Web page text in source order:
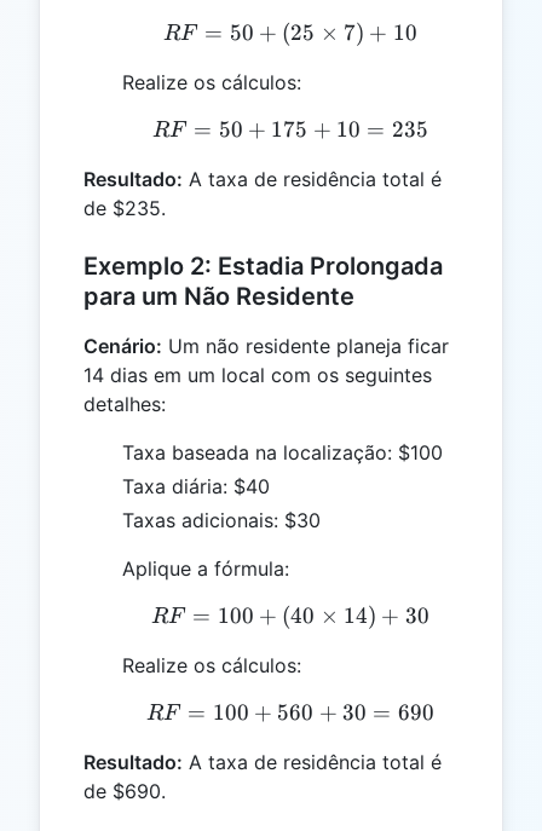
RF = 50 + (25 \times
RF = 50 + (25 × 7) + 10
Realize os cálculos:
RF = 50 + 175 + 10 =
RF = 50 + 175 + 10 = 235
Resultado: A taxa de residência total é
de $235.
Exemplo 2: Estadia Prolongada
para um Não Residente
Cenário: Um não residente planeja ficar
14 dias em um local com os seguintes
detalhes:
Taxa baseada na localização: $100
Taxa diária: $40
Taxas adicionais: $30
Aplique a fórmula:
RF = 100 + (40 \times
RF = 100 + (40 × 14) + 30
Realize os cálculos:
RF = 100 + 560 + 30 =
RF = 100 + 560 + 30 = 690
Resultado: A taxa de residência total é
de $690.